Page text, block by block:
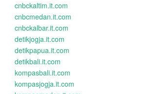
cnbckaltim.it.com
cnbcmedan.it.com
cnbckalbar.it.com
detikjogja.it.com
detikpapua.it.com
detikbali.it.com
kompasbali.it.com
kompasjogja.it.com